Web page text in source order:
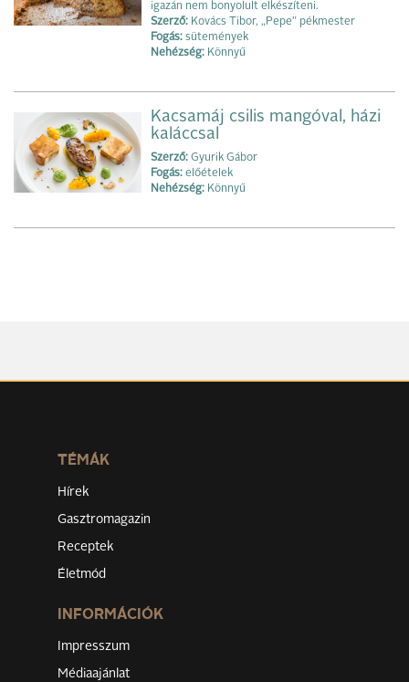
igazán nem bonyolult elkészíteni.
Szerző: Kovács Tibor, „Pepe” pékmester
Fogás: sütemények
Nehézség: Könnyű
Kacsamáj csilis mangóval, házi
kaláccsal
Szerző: Gyurik Gábor
Fogás: előételek
Nehézség: Könnyű
TÉMÁK
Hírek
Gasztromagazin
Receptek
Életmód
INFORMÁCIÓK
Impresszum
Médiaajánlat